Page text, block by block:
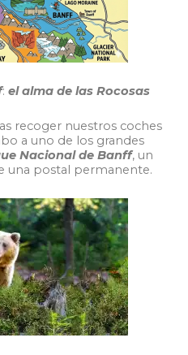
: el alma de las Rocosas
recoger nuestros coches
a uno de los grandes
Nacional de Banff, un
una postal permanente.